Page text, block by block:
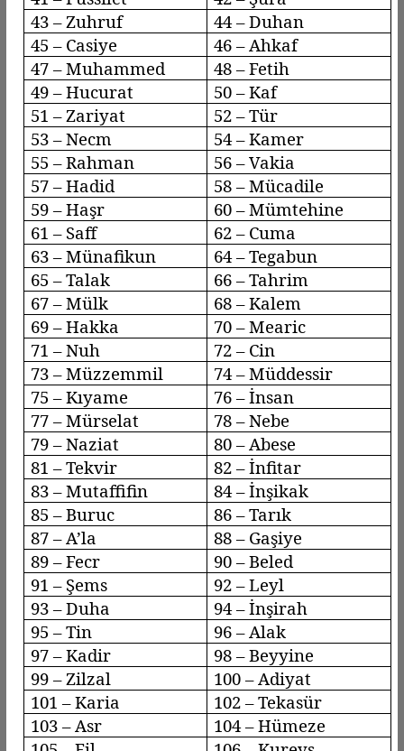
43 – Zuhruf 44 –Duhan
45 – Casiye 46 – Ahkaf
47 – Muhammed
48 – Fetih
49 –Hucurat
50 – Kaf
51 – Zariyat
52 – Tür
53 –Necm
54 – Kamer
55 – Rahman
56 –Vakia
57 –Hadid 58 –Mücadile
59 –Haşr 60 –Mümtehine
61 – Saff
62 – Cuma
63 –Münafikun 64 –Tegabun
65 – Talak
66 –Tahrim
67 – Mülk
68 – Kalem
69 – Hakka
70 –Mearic
71 – Nuh
72 – Cin
73 –Müzzemmil 74 –Müddessir
75 –Kıyame
76 – İnsan
77 –Mürselat 78 –Nebe
79 –Naziat
80 – Abese
81 –Tekvir 82 –İnfitar
83 –Mutaffifin 84 –İnşikak
85 –Buruc
86 – Tarık
87 – A’la 88 – Gaşiye
89 –Fecr 90 –Beled
91 – Şems
92 –Leyl
93 –Duha
94 – İnşirah
95 – Tin
96 – Alak
97 – Kadir
98 –Beyyine
99 – Zilzal 100 – Adiyat
101 – Karia
102 –Tekasür
103 – Asr 104 –Hümeze